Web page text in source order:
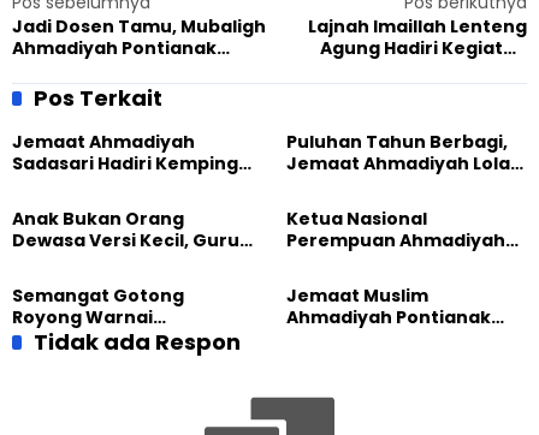
Jadi Dosen Tamu, Mubaligh
Ahmadiyah Pontianak
Intoleransi
Lajnah Imaillah Lenteng
Agung Hadiri Kegiatan
YIPC Jakarta
Pos Terkait
Jemaat Ahmadiyah
Sadasari Hadiri Kemping
Puluhan Tahun Berbagi,
Jemaat Ahmadiyah Lolak
Sembako kepada Warga
Anak Bukan Orang
Dewasa Versi Kecil, Guru
Ketua Nasional
Perempuan Ahmadiyah
Besar Universitas
Terbuka
Semangat Gotong
Royong Warnai
Pembangunan Kembali
Jemaat Muslim
Ahmadiyah Pontianak
Tidak ada Respon